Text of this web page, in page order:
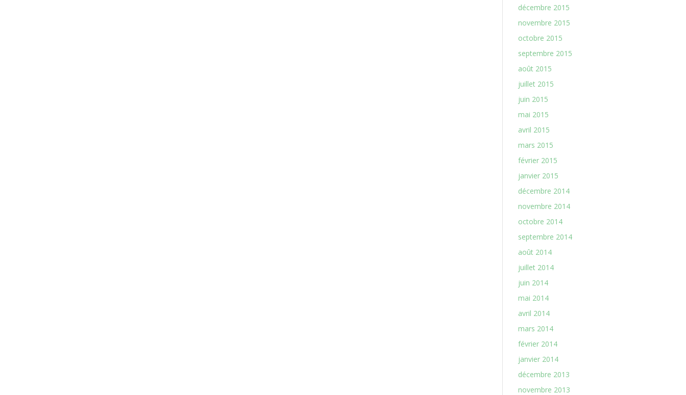
décembre 2015
novembre 2015
octobre 2015
septembre 2015
août 2015
juillet 2015
juin 2015
mai 2015
avril 2015
mars 2015
février 2015
janvier 2015
décembre 2014
novembre 2014
octobre 2014
septembre 2014
août 2014
juillet 2014
juin 2014
mai 2014
avril 2014
mars 2014
février 2014
janvier 2014
décembre 2013
novembre 2013